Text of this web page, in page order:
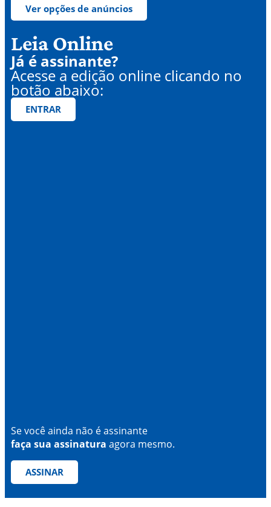
Ver opções de anúncios
Leia Online
Já é assinante?
Acesse a edição online clicando no
botão abaixo:
ENTRAR
Se você ainda não é assinante
faça sua assinatura agora mesmo.
ASSINAR